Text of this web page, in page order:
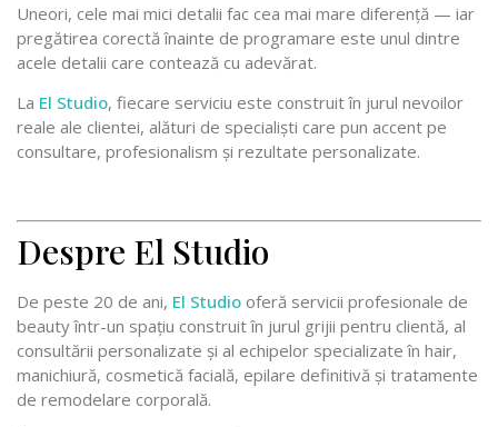
Uneori, cele mai mici detalii fac cea mai mare diferență — iar
pregătirea corectă înainte de programare este unul dintre
acele detalii care contează cu adevărat.
La El Studio, fiecare serviciu este construit în jurul nevoilor
reale ale clientei, alături de specialiști care pun accent pe
consultare, profesionalism și rezultate personalizate.
Despre El Studio
De peste 20 de ani, El Studio oferă servicii profesionale de
beauty într-un spațiu construit în jurul grijii pentru clientă, al
consultării personalizate și al echipelor specializate în hair,
manichiură, cosmetică facială, epilare definitivă și tratamente
de remodelare corporală.